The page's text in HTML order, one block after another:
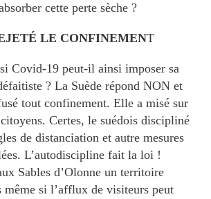
cette perte sèche ?
LE CONFINEMENT
Covid-19 peut-il ainsi imposer sa
? La Suède répond NON et
tout confinement. Elle a misé sur
Certes, le suédois discipliné
de distanciation et autre mesures
L’autodiscipline fait la loi !
Sables d’Olonne un territoire
même si l’afflux de visiteurs peut